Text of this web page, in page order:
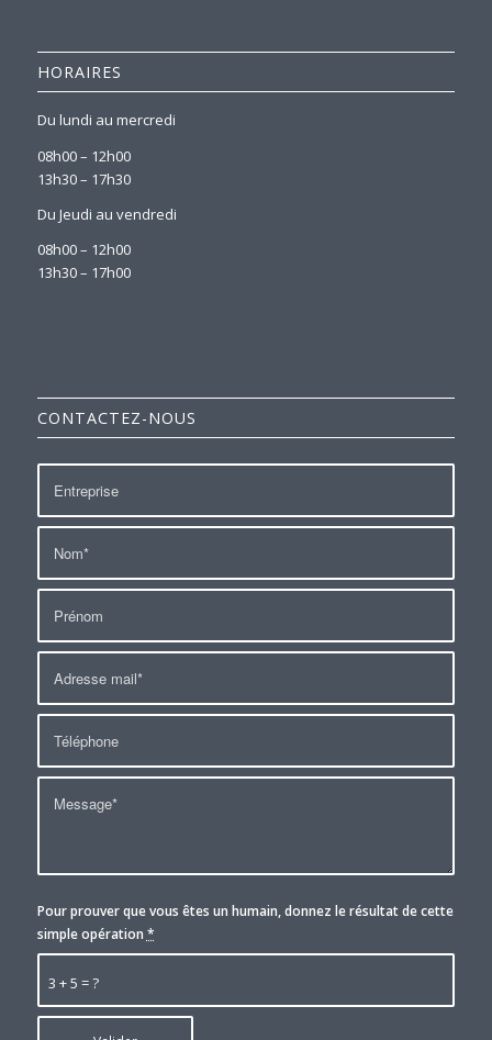
HORAIRES
Du lundi au mercredi
08h00 – 12h00
13h30 – 17h30
Du Jeudi au vendredi
08h00 – 12h00
13h30 – 17h00
CONTACTEZ-NOUS
3 + 5 = ?
Pour prouver que vous êtes un humain, donnez le résultat de cette
simple opération *